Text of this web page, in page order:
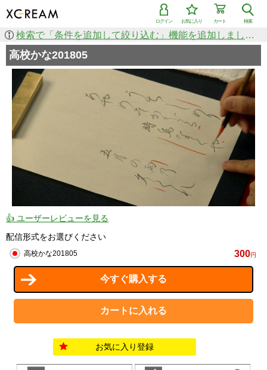
検索
カート
お気に入り
ログイン
検索で「条件を追加して絞り込む」機能を追加しました！
高校かな201805
👍 ユーザーレビューを見る
配信形式をお選びください
高校かな201805 300円
お気に入り登録